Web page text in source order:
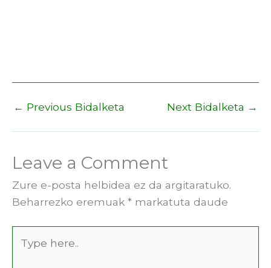
← Previous Bidalketa Next Bidalketa →
Leave a Comment
Zure e-posta helbidea ez da argitaratuko.
Beharrezko eremuak * markatuta daude
here..